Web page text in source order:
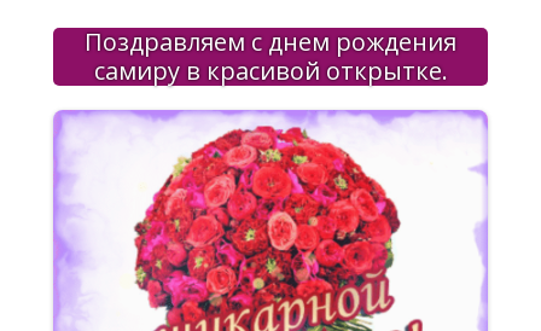
Поздравляем с днем рождения
самиру в красивой открытке.